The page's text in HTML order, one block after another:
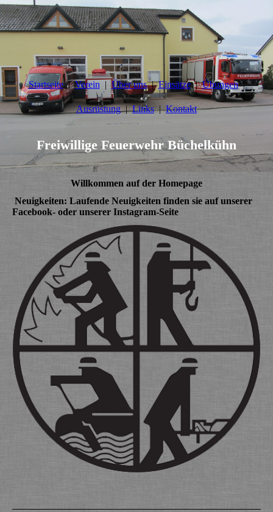
Startseite Verein Über uns Einsätze Übungen
Ausrüstung Links Kontakt
Freiwillige Feuerwehr Büchelkühn
Willkommen auf der Homepage
Neuigkeiten: Laufende Neuigkeiten finden sie auf unserer
Facebook- oder unserer Instagram-Seite